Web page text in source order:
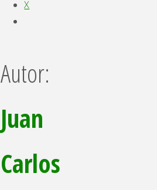
X
Autor:
Juan
Carlos